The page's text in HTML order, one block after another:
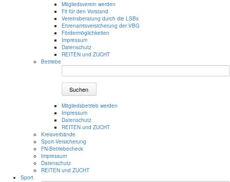
Mitgliedsverein werden
Fit für den Vorstand
Vereinsberatung durch die LSBs
Ehrenamtsversicherung der VBG
Fördermöglichkeiten
Impressum
Datenschutz
REITEN und ZUCHT
Betriebe
Suchen
Mitgliedsbetrieb werden
Impressum
Datenschutz
REITEN und ZUCHT
Kreisverbände
Sport-Versicherung
FN-Betriebecheck
Impressum
Datenschutz
REITEN und ZUCHT
Sport